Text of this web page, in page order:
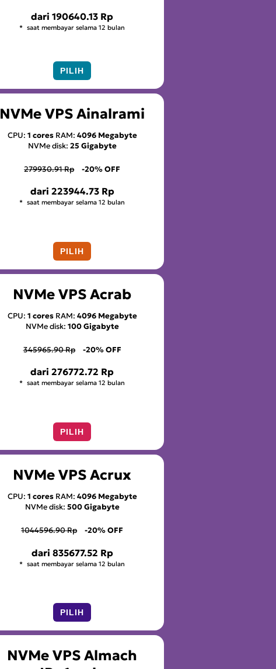
dari190640.13 Rp
saat membayar selama 12 bulan
PILIH
NVMe VPS Ainalrami
CPU: 1 coresRAM: 4096 Megabyte
NVMe disk: 25 Gigabyte
279930.91 Rp -20% OFF
dari 223944.73 Rp
saat membayar selama 12 bulan
PILIH
NVMe VPS Acrab
CPU: 1 coresRAM: 4096 Megabyte
NVMe disk: 100 Gigabyte
345965.90 Rp -20% OFF
dari276772.72 Rp
saat membayar selama 12 bulan
PILIH
NVMe VPS Acrux
CPU: 1 coresRAM: 4096 Megabyte
NVMe disk: 500 Gigabyte
1044596.90 Rp -20% OFF
dari 835677.52 Rp
saat membayar selama 12 bulan
PILIH
NVMe VPS Almach